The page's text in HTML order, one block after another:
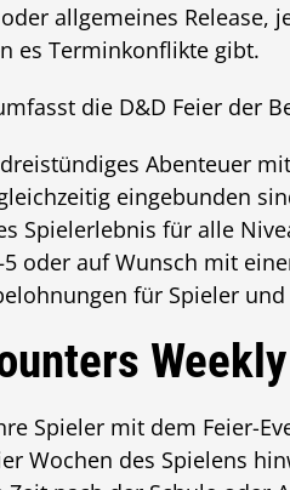
allgemeines
es Terminkonflikte gibt.
die D&D Feier der
Abenteuer
eingebunden
Spielerlebnis für alle
oder auf Wunsch mit
für Spieler
Spieler mit dem Feier-
Wochen des Spielens